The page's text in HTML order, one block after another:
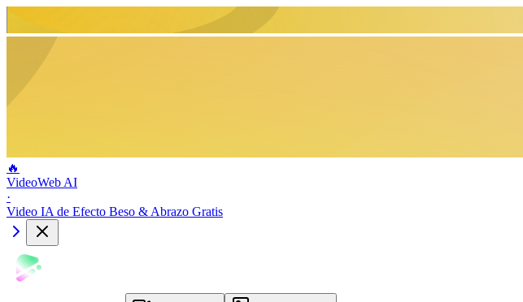
🔥
VideoWeb AI
·
Video IA de Efecto Beso & Abrazo Gratis